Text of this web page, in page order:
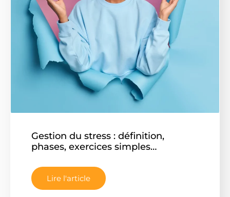
Gestion du stress : définition,
phases, exercices simples…
Lire l'article